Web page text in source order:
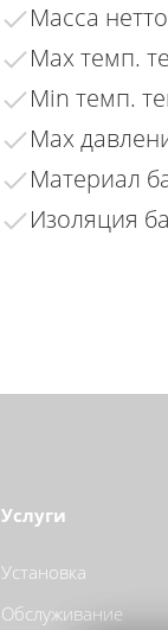
Масса
Max темп.
Min темп.
Max
Материал
Изоляция
Услуги
Установка
Обслуживание